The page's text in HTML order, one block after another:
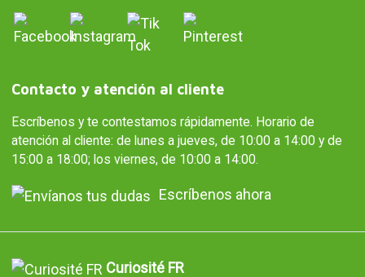
Contacto y atención al cliente
Escríbenos y te contestamos rápidamente. Horario de
atención al cliente: de lunes a jueves, de 10:00 a 14:00 y de
15:00 a 18:00; los viernes, de 10:00 a 14:00.
Escríbenos ahora
Curiosité FR